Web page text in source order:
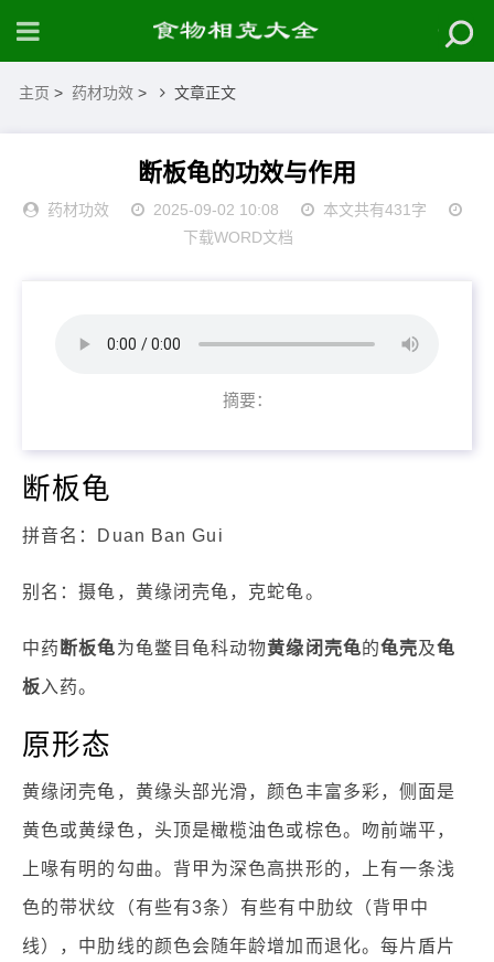
主页 > 药材功效 > 文章正文
断板龟的功效与作用
药材功效 2025-09-02 10:08
本文共有431字
下载WORD文档
摘要：
断板龟
拼音名：Duan Ban Gui
别名：摄龟，黄缘闭壳龟，克蛇龟。
中药 断板龟为龟鳖目龟科动物黄缘闭壳龟的龟壳及龟
板 入药。
原形态
黄缘闭壳龟，黄缘头部光滑，颜色丰富多彩，侧面是
黄色或黄绿色，头顶是橄榄油色或棕色。吻前端平，
上喙有明的勾曲。背甲为深色高拱形的，上有一条浅
色的带状纹（有些有3条）有些有中肋纹（背甲中
线），中肋线的颜色会随年龄增加而退化。每片盾片